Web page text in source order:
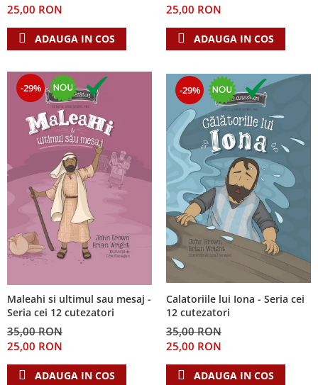
Teologie
A doua venire
Dogmatica
Istoria Bisericii
Misiune
Viata crestina
Contemporaneitate
Devotional
Diverse
Lupta Spirituala
Schimbarea caracterului
Slujire
Suferinta
Viata din belsug
Viata de zi cu zi
Dezvoltare personala
Mediu
25,00 RON
ADAUGA IN COS
25,00 RON
ADAUGA IN COS
-29%
Maleahi si ultimul sau mesaj -
Seria cei 12 cutezatori
35,00 RON
25,00 RON
ADAUGA IN COS
-29%
Calatoriile lui Iona - Seria cei
12 cutezatori
35,00 RON
25,00 RON
ADAUGA IN COS